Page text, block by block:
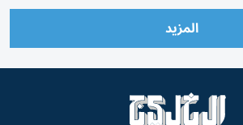
المزيد